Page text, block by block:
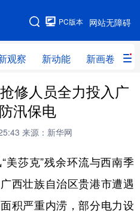
网站无障碍
PC版本
观察 新动能 新画卷
地图
新动能 新画卷
人事
直播
律动贵州 健康贵州
县区直达 企业速递
修人员全力投入广
汛保电
来源：新华网
莎克”残余环流与西南季
西壮族自治区贵港市遭遇
积严重内涝，部分电力设